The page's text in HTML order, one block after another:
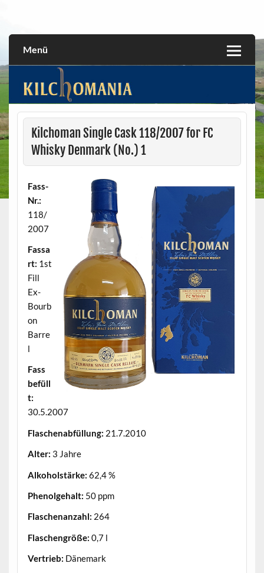
Menü
Kilchoman Single Cask 118/2007 for FC
Whisky Denmark (No.) 1
Fass-
Nr.:
118/
2007
Fassa
rt: 1st
Fill
Ex-
Bourb
on
Barre
l
Fass
befüll
t:
30.5.2007
Flaschenabfüllung: 21.7.2010
Alter: 3 Jahre
Alkoholstärke: 62,4 %
Phenolgehalt: 50 ppm
Flaschenanzahl: 264
Flaschengröße: 0,7 l
Vertrieb: Dänemark